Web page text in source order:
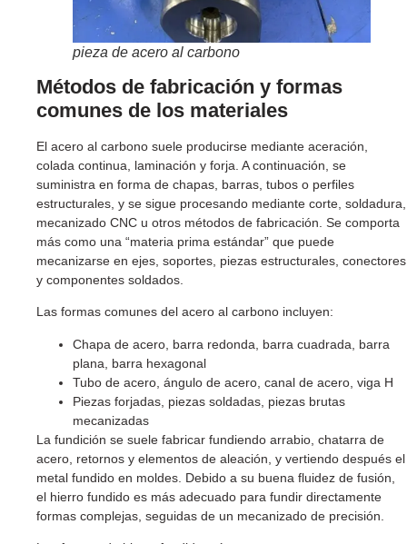
pieza de acero al carbono
Métodos de fabricación y formas
comunes de los materiales
El acero al carbono suele producirse mediante aceración,
colada continua, laminación y forja. A continuación, se
suministra en forma de chapas, barras, tubos o perfiles
estructurales, y se sigue procesando mediante corte, soldadura,
mecanizado CNC u otros métodos de fabricación. Se comporta
más como una “materia prima estándar” que puede
mecanizarse en ejes, soportes, piezas estructurales, conectores
y componentes soldados.
Las formas comunes del acero al carbono incluyen:
Chapa de acero, barra redonda, barra cuadrada, barra
plana, barra hexagonal
Tubo de acero, ángulo de acero, canal de acero, viga H
Piezas forjadas, piezas soldadas, piezas brutas
mecanizadas
La fundición se suele fabricar fundiendo arrabio, chatarra de
acero, retornos y elementos de aleación, y vertiendo después el
metal fundido en moldes. Debido a su buena fluidez de fusión,
el hierro fundido es más adecuado para fundir directamente
formas complejas, seguidas de un mecanizado de precisión.